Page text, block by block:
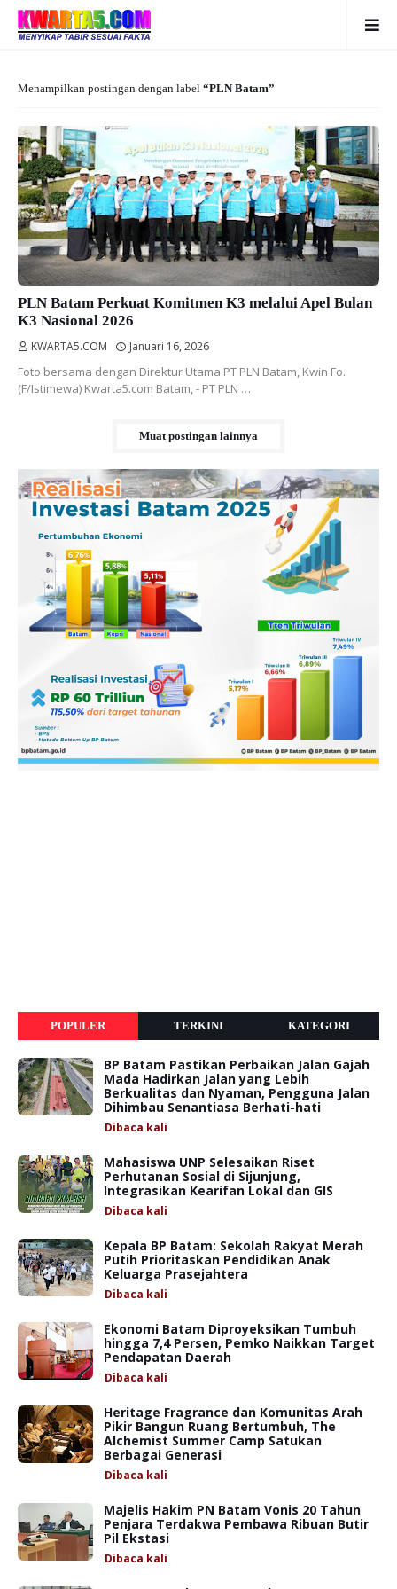
Menampilkan postingan dengan label PLN Batam
PLN Batam Perkuat Komitmen K3 melalui Apel Bulan
K3 Nasional 2026
KWARTA5.COM Januari 16, 2026
Foto bersama dengan Direktur Utama PT PLN Batam, Kwin Fo.
(F/Istimewa) Kwarta5.com Batam, - PT PLN …
Muat postingan lainnya
POPULER TERKINI KATEGORI
BP Batam Pastikan Perbaikan Jalan Gajah
Mada Hadirkan Jalan yang Lebih
Berkualitas dan Nyaman, Pengguna Jalan
Dihimbau Senantiasa Berhati-hati
Dibaca kali
Mahasiswa UNP Selesaikan Riset
Perhutanan Sosial di Sijunjung,
Integrasikan Kearifan Lokal dan GIS
Dibaca kali
Kepala BP Batam: Sekolah Rakyat Merah
Putih Prioritaskan Pendidikan Anak
Keluarga Prasejahtera
Dibaca kali
Ekonomi Batam Diproyeksikan Tumbuh
hingga 7,4 Persen, Pemko Naikkan Target
Pendapatan Daerah
Dibaca kali
Heritage Fragrance dan Komunitas Arah
Pikir Bangun Ruang Bertumbuh, The
Alchemist Summer Camp Satukan
Berbagai Generasi
Dibaca kali
Majelis Hakim PN Batam Vonis 20 Tahun
Penjara Terdakwa Pembawa Ribuan Butir
Pil Ekstasi
Dibaca kali